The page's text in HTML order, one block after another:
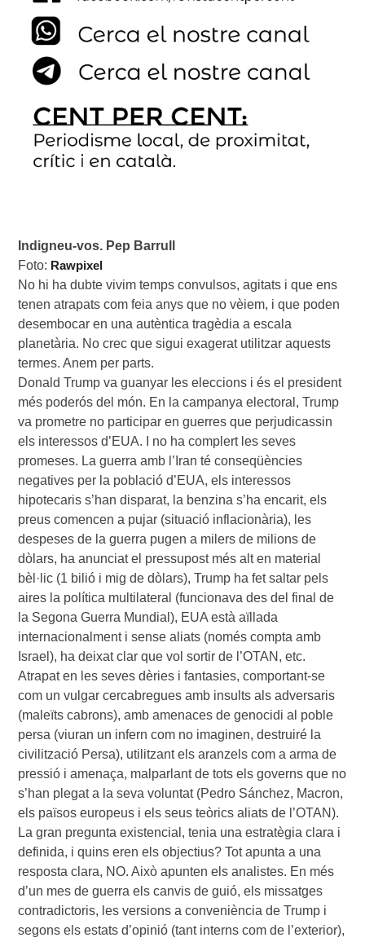
Foto: Rawpixel
No hi ha dubte vivim temps convulsos, agitats i que ens
tenen atrapats com feia anys que no vèiem, i que poden
desembocar en una autèntica tragèdia a escala
planetària. No crec que sigui exagerat utilitzar aquests
termes. Anem per parts.
Donald Trump va guanyar les eleccions i és el president
més poderós del món. En la campanya electoral, Trump
va prometre no participar en guerres que perjudicassin
els interessos d’EUA. I no ha complert les seves
promeses. La guerra amb l’Iran té conseqüències
negatives per la població d’EUA, els interessos
hipotecaris s’han disparat, la benzina s’ha encarit, els
preus comencen a pujar (situació inflacionària), les
despeses de la guerra pugen a milers de milions de
dòlars, ha anunciat el pressupost més alt en material
bèl·lic (1 bilió i mig de dòlars), Trump ha fet saltar pels
aires la política multilateral (funcionava des del final de
la Segona Guerra Mundial), EUA està aïllada
internacionalment i sense aliats (només compta amb
Israel), ha deixat clar que vol sortir de l’OTAN, etc.
Atrapat en les seves dèries i fantasies, comportant-se
com un vulgar cercabregues amb insults als adversaris
(maleïts cabrons), amb amenaces de genocidi al poble
persa (viuran un infern com no imaginen, destruiré la
civilització Persa), utilitzant els aranzels com a arma de
pressió i amenaça, malparlant de tots els governs que no
s’han plegat a la seva voluntat (Pedro Sánchez, Macron,
els països europeus i els seus teòrics aliats de l’OTAN).
La gran pregunta existencial, tenia una estratègia clara i
definida, i quins eren els objectius? Tot apunta a una
resposta clara, NO. Això apunten els analistes. En més
d’un mes de guerra els canvis de guió, els missatges
contradictoris, les versions a conveniència de Trump i
segons els estats d’opinió (tant interns com de l’exterior),